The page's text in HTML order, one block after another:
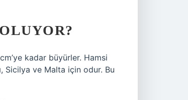
kadar büyürler. Hamsi
Sicilya ve Malta için odur. Bu